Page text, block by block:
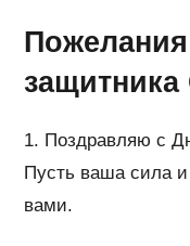
защитника
1. Поздравляю с
Пусть ваша сила и
вами.